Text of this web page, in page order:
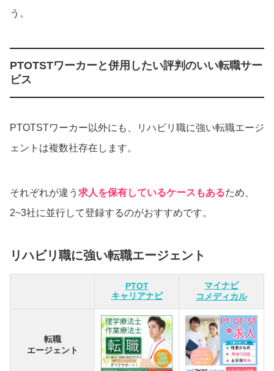
う。
PTOTSTワーカーと併用したい評判のいい転職サー
ビス
PTOTSTワーカー以外にも、リハビリ職に強い転職エージ
ェントは複数社存在します。
それぞれが違う 求人を保有しているケースもあるため、
2~3社に並行して登録するのがおすすめです。
リハビリ職に強い転職エージェント
PTOT
キャリアナビ
マイナビ
コメディカル
転職
エージェント